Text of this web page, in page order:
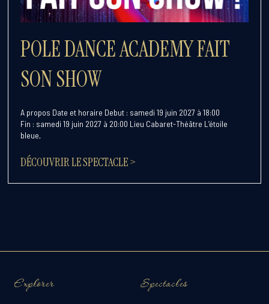
POLE DANCE ACADEMY FAIT
SON SHOW
A propos Date et horaire Debut : samedi 19 juin 2027 à 18:00
Fin : samedi 19 juin 2027 à 20:00 Lieu Cabaret-Théâtre L’étoile
bleue,
DÉCOUVRIR LE SPECTACLE >
Explorer Spectacles